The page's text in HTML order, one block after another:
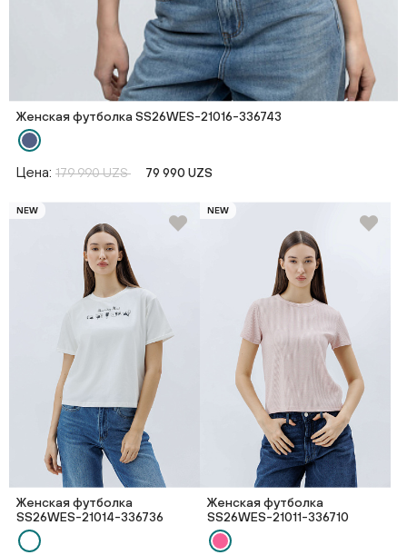
Женская футболка SS26WES-21016-336743
Цена: 179 990 UZS 79 990 UZS
NEW
Женская футболка
SS26WES-21014-336736
NEW
Женская футболка
SS26WES-21011-336710